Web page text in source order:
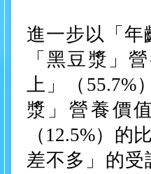
進一步以「
「黑豆漿」
上」（55.7%
漿」營養價
（12.5%）
差不多」的受